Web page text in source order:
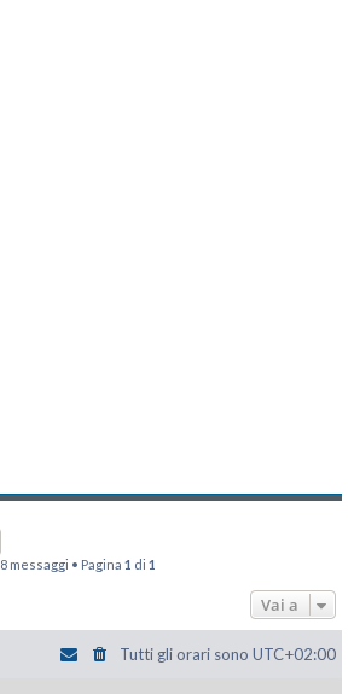
8 messaggi • Pagina 1 di 1
Vai a
Tutti gli orari sono UTC+02:00